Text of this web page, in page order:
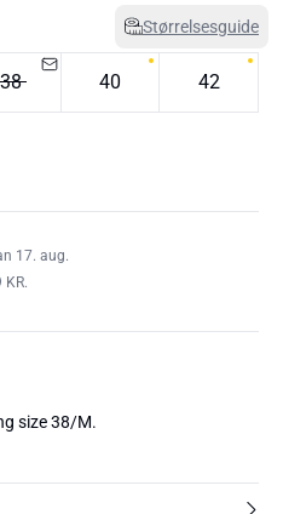
Størrelsesguide
38 40 42
17. aug.
KR.
size 38/M.